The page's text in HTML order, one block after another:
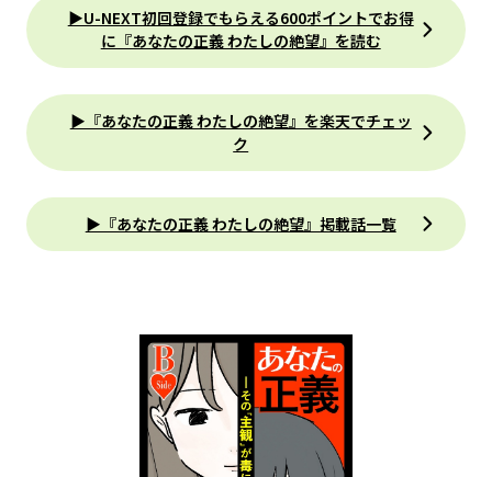
▶U-NEXT初回登録でもらえる600ポイントでお得
に『あなたの正義 わたしの絶望』を読む
▶『あなたの正義 わたしの絶望』を楽天でチェッ
ク
▶『あなたの正義 わたしの絶望』掲載話一覧